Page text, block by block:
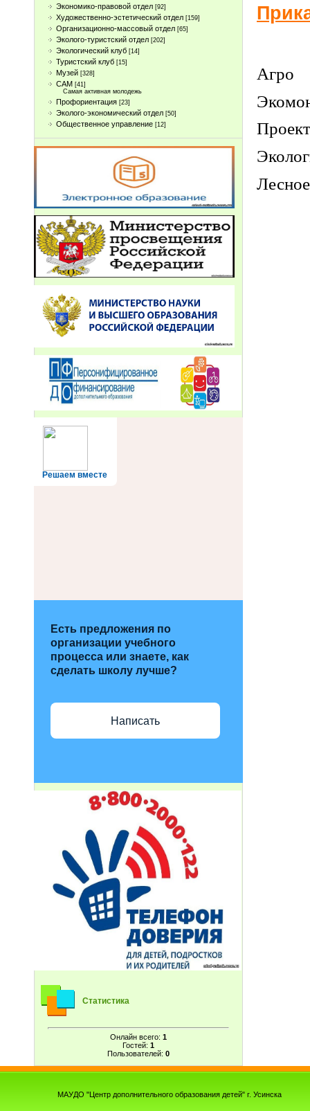
Экономико-правовой отдел [92]
Художественно-эстетический отдел [159]
Организационно-массовый отдел [65]
Эколого-туристский отдел [202]
Экологический клуб [14]
Туристcкий клуб [15]
Музей [328]
САМ [41]
Самая активная молодежь
Профориентация [23]
Эколого-экономический отдел [50]
Общественное управление [12]
Решаем вместе
Есть предложения по
организации учебного
процесса или знаете, как
сделать школу лучше?
Написать
Статистика
Онлайн всего: 1
Гостей: 1
Пользователей: 0
МАУДО "Центр дополнительного образования детей" г. Усинска